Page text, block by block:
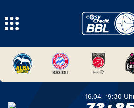
16.04. 19:30